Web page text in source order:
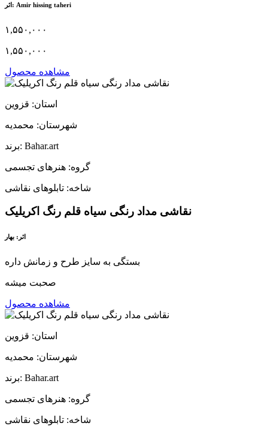
اثر: Amir hissing taheri
۱,۵۵۰,۰۰۰
۱,۵۵۰,۰۰۰
مشاهده محصول
استان: قزوین
شهرستان: محمدیه
برند: Bahar.art
گروه: هنرهای تجسمی
شاخه: تابلوهای نقاشی
نقاشی مداد رنگی سیاه قلم رنگ اکریلیک
اثر: بهار
بستگی به سایز طرح و زمانش داره
صحبت میشه
مشاهده محصول
استان: قزوین
شهرستان: محمدیه
برند: Bahar.art
گروه: هنرهای تجسمی
شاخه: تابلوهای نقاشی